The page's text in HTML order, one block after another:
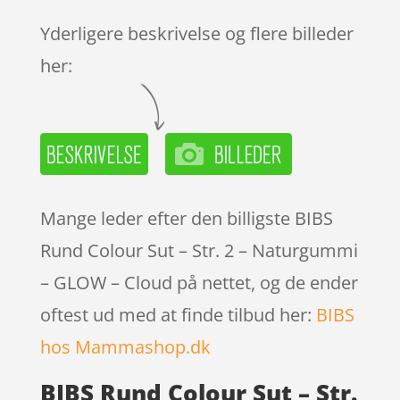
Yderligere beskrivelse og flere billeder
her:
Mange leder efter den billigste BIBS
Rund Colour Sut – Str. 2 – Naturgummi
– GLOW – Cloud på nettet, og de ender
oftest ud med at finde tilbud her: BIBS
hos Mammashop.dk
BIBS Rund Colour Sut – Str.